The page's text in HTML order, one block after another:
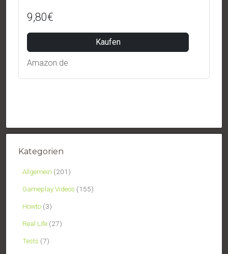
9,80€
Kaufen
Amazon.de
Kategorien
Allgemein (201)
Gameplay Videos (155)
Howto (3)
Real Life (27)
Tests (7)